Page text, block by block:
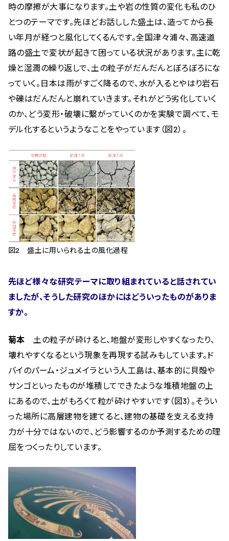
時の摩擦が大事になります。土や岩の性質の変化も私のひ
とつのテーマです。先ほどお話しした盛土は、造ってから長
い年月が経つと風化してくるんです。全国津々浦々、高速道
路の盛土で変状が起きて困っている状況があります。主に乾
燥と湿潤の繰り返しで、土の粒子がだんだんとぼろぼろにな
っていく。日本は雨がすごく降るので、水が入るとやはり岩石
や礫はだんだんと崩れていきます。それがどう劣化していく
のか、どう変形・破壊に繫がっていくのかを実験で調べて、モ
デル化するというようなことをやっています（図2）。
図2 盛土に用いられる土の風化過程
先ほど様々な研究テーマに取り組まれていると話されてい
ましたが、そうした研究のほかにはどういったものがありま
すか。
菊本 土の粒子が砕けると、地盤が変形しやすくなったり、
壊れやすくなるという現象を再現する試みもしています。ド
バイのパーム・ジュメイラという人工島は、基本的に貝殻や
サンゴといったものが堆積してできたような堆積地盤の上
にあるので、土がもろくて粒が砕けやすいです（図3）。そうい
った場所に高層建物を建てると、建物の基礎を支える支持
力が十分ではないので、どう影響するのか予測するための理
屈をつくったりしています。